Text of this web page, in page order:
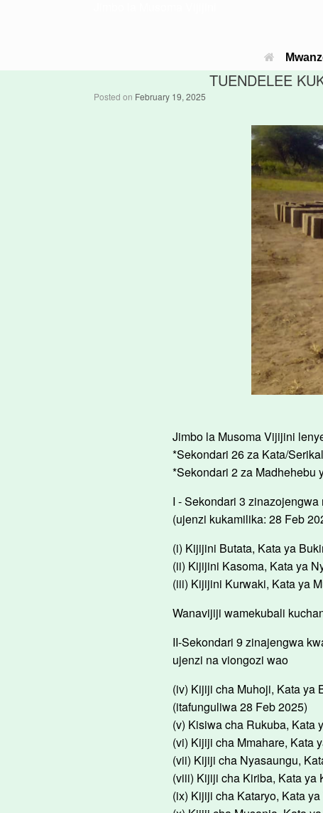
TUENDELEE
Posted on February 19, 2025
Jimbo la Musoma Vijijini
*Sekondari 26 za Kata/
*Sekondari 2 za Madhehebu
I - Sekondari 3
(ujenzi kukamilika: 28 Feb
(i) Kijijini Butata, Kata ya
(ii) Kijijini Kasoma, Kata ya
(iii) Kijijini Kurwaki, Kata ya
Wanavijiji wamekubali
II-Sekondari 9 zinajengwa
ujenzi na viongozi wao
(iv) Kijiji cha Muhoji, Kata ya
(itafunguliwa 28 Feb 2025)
(v) Kisiwa cha Rukuba, Kata
(vi) Kijiji cha Mmahare, Kata
(vii) Kijiji cha Nyasaungu,
(viii) Kijiji cha Kiriba, Kata ya
(ix) Kijiji cha Kataryo, Kata